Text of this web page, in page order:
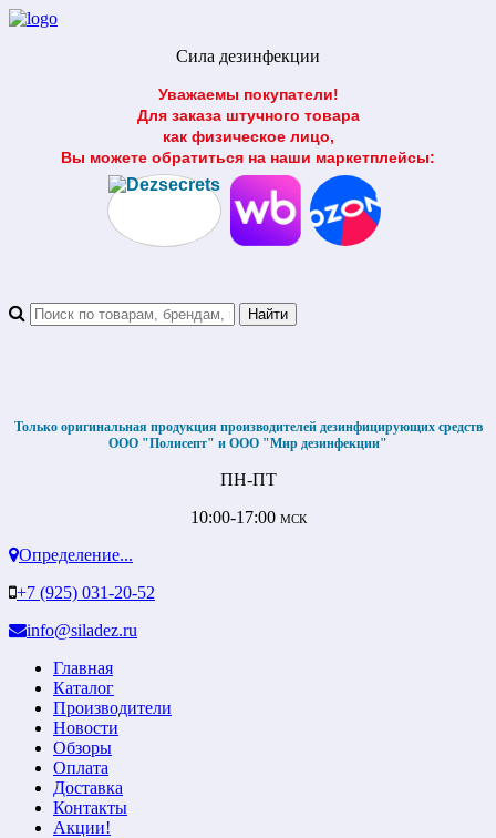
Сила дезинфекции
Уважаемы покупатели!
Для заказа штучного товара
как физическое лицо,
Вы можете обратиться на наши маркетплейсы:
Только оригинальная продукция производителей дезинфицирующих средств
ООО "Полисепт" и ООО "Мир дезинфекции"
ПН-ПТ
10:00-17:00 МСК
Определение...
+7 (925) 031-20-52
info@siladez.ru
Главная
Каталог
Производители
Новости
Обзоры
Оплата
Доставка
Контакты
Акции!